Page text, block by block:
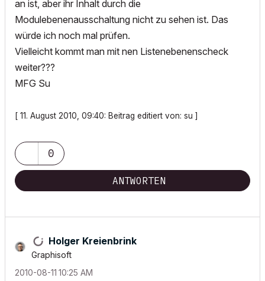
an ist, aber ihr Inhalt durch die
Modulebenenausschaltung nicht zu sehen ist. Das
würde ich noch mal prüfen.
Vielleicht kommt man mit nen Listenebenenscheck
weiter???
MFG Su
[ 11. August 2010, 09:40: Beitrag editiert von: su ]
0
ANTWORTEN
Holger Kreienbrink
Graphisoft
‎2010-08-11 10:25 AM